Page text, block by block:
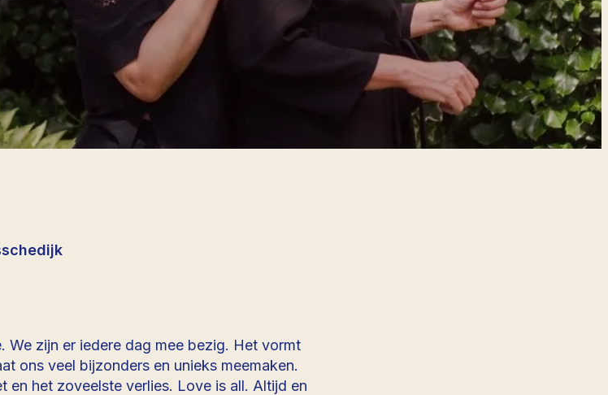
zijn er iedere dag mee bezig. Het vormt
ons veel bijzonders en unieks meemaken.
en het zoveelste verlies. Love is all. Altijd en